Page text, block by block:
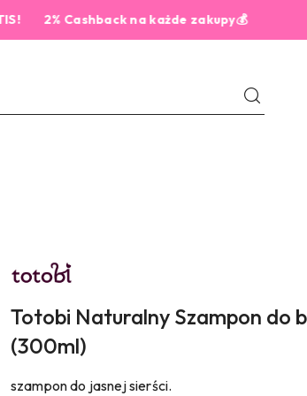
2% Cashback na każde zakupy💰
NAZWA
PRODUCENTA:
TOTOBI
Totobi Naturalny Szampon do
(300ml)
szampon do jasnej sierści.